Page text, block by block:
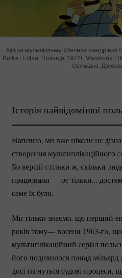
Афіша мультфільму «Велика мандрівка
Bolka i Lolka, Польща, 1977). Малюнок:
Сємашко.
Історія найвідомішої
Напевно, ми вже ніколи не
створення мультиплікаційного
Бо версій стільки ж, скільки
працювали — от тільки...
саме їх було.
Ми тільки знаємо, що перший
років тому— восени 1963-го,
мультиплікаційний серіал
його подивилося понад
досі тягнуться судові процеси,